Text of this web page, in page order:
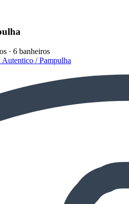
· 6 banheiros
Autentico / Pampulha